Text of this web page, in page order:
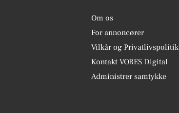
Om os
For annoncører
Vilkår og Privatlivspolitik
Kontakt VORES Digital
Administrer samtykke